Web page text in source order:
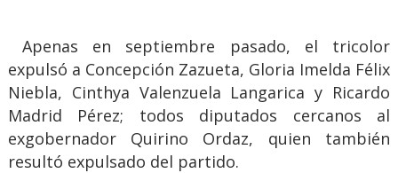
Apenas en septiembre pasado, el tricolor
expulsó a Concepción Zazueta, Gloria Imelda Félix
Niebla, Cinthya Valenzuela Langarica y Ricardo
Madrid Pérez; todos diputados cercanos al
exgobernador Quirino Ordaz, quien también
resultó expulsado del partido.